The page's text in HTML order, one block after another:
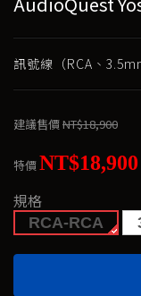
訊號線（RCA、
建議售價NT$18,900
特價NT$18,900
規格
RCA-RCA